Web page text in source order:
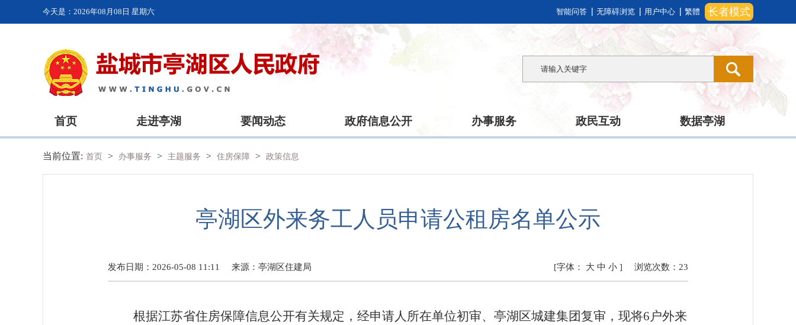
今天是： 2026年08月08日 星期六 智能问答 无障碍浏览 用户中心 繁體 长者模式
首页 走进亭湖 要闻动态 政府信息公开 办事服务 政民互动 数据亭湖
当前位置: 首页 > 办事服务 > 主题服务 > 住房保障 > 政策信息
亭湖区外来务工人员申请公租房名单公示
发布日期：2026-05-08 11:11 来源： 亭湖区住建局 浏览次数： 23
[字体： 大 中 小 ]
根据江苏省住房保障信息公开有关规定，经申请人所在单位初审、 亭湖区城建集团复审，现将6户外来